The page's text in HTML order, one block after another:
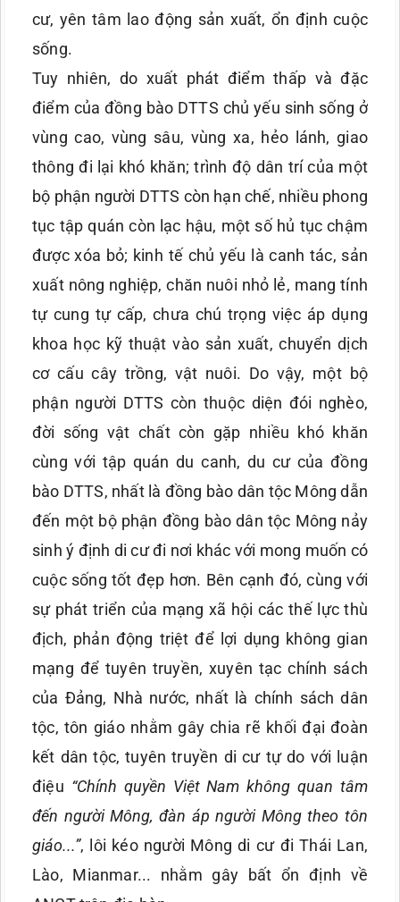
cư, yên tâm lao động sản xuất, ổn định cuộc
sống.
Tuy nhiên, do xuất phát điểm thấp và đặc
điểm của đồng bào DTTS chủ yếu sinh sống ở
vùng cao, vùng sâu, vùng xa, hẻo lánh, giao
thông đi lại khó khăn; trình độ dân trí của một
bộ phận người DTTS còn hạn chế, nhiều phong
tục tập quán còn lạc hậu, một số hủ tục chậm
được xóa bỏ; kinh tế chủ yếu là canh tác, sản
xuất nông nghiệp, chăn nuôi nhỏ lẻ, mang tính
tự cung tự cấp, chưa chú trọng việc áp dụng
khoa học kỹ thuật vào sản xuất, chuyển dịch
cơ cấu cây trồng, vật nuôi. Do vậy, một bộ
phận người DTTS còn thuộc diện đói nghèo,
đời sống vật chất còn gặp nhiều khó khăn
cùng với tập quán du canh, du cư của đồng
bào DTTS, nhất là đồng bào dân tộc Mông dẫn
đến một bộ phận đồng bào dân tộc Mông nảy
sinh ý định di cư đi nơi khác với mong muốn có
cuộc sống tốt đẹp hơn. Bên cạnh đó, cùng với
sự phát triển của mạng xã hội các thế lực thù
địch, phản động triệt để lợi dụng không gian
mạng để tuyên truyền, xuyên tạc chính sách
của Đảng, Nhà nước, nhất là chính sách dân
tộc, tôn giáo nhằm gây chia rẽ khối đại đoàn
kết dân tộc, tuyên truyền di cư tự do với luận
điệu “Chính quyền Việt Nam không quan tâm
đến người Mông, đàn áp người Mông theo tôn
giáo...”, lôi kéo người Mông di cư đi Thái Lan,
Lào, Mianmar... nhằm gây bất ổn định về